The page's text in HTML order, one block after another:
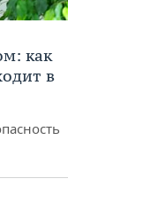
как
в